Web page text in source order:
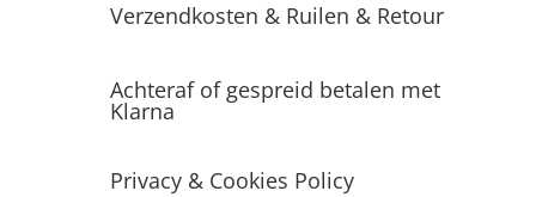
Verzendkosten & Ruilen & Retour
Achteraf of gespreid betalen met
Klarna
Privacy & Cookies Policy